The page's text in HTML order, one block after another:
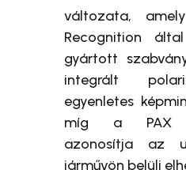
változata,
Recognition
gyártott
integrált
egyenletes
míg a PAX
azonosítja az
járművön belüli